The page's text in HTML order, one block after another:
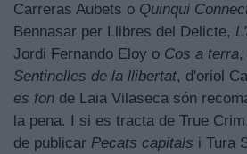
Carreras Aubets o Quinqui
Bennasar per Llibres del Delicte,
Jordi Fernando Eloy o Cos a terra,
Sentinelles de la llibertat, d'oriol
es fon de Laia Vilaseca són
la pena. I si es tracta de True
de publicar Pecats capitals i Tura